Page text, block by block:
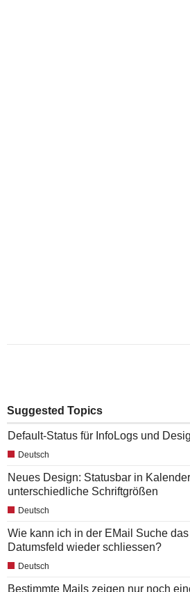
Suggested Topics
Default-Status für InfoLogs und
Deutsch
Neues Design: Statusbar in
unterschiedliche Schriftgrößen
Deutsch
Wie kann ich in der EMail Suche das
Datumsfeld wieder schliessen?
Deutsch
Bestimmte Mails zeigen nur noch